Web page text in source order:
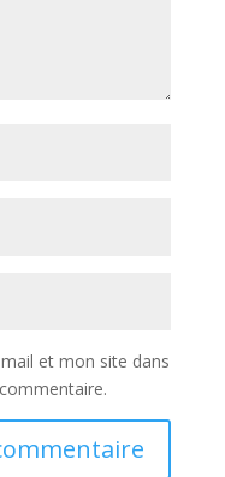
et mon site dans